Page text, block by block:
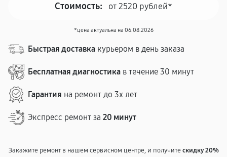
Стоимость: от 2520 рублей*
*цена актуальна на 06.08.2026
Быстрая доставка курьером в день заказа
Бесплатная диагностика в течение 30 минут
Гарантия на ремонт до 3х лет
Экспресс ремонт за 20 минут
Закажите ремонт в нашем сервисном центре, и получитескидку 20%